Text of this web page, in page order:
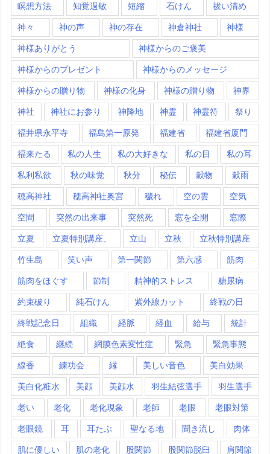
瞑想方法 知覚過敏 短縮 石けん 祓い清め
神々 神の声 神の存在 神倉神社 神様
神様ありがとう 神様からのご褒美
神様からのプレゼント 神様からのメッセージ
神様からの贈り物 神様の化身 神様の贈り物 神界
神社 神社にお参り 神降地 神霊 神霊符 祭り
福井県永平寺 福島第一原発 福建省 福建省厦門
福来たる 私の人生 私の大好きな 私の目 私の耳
私利私欲 秋の味覚 秋分 秘伝 穀物 穀雨
穂高神社 穂高神社奥宮 穢れ 空の雲 空気
空間 突然の出来事 突然死 窓を全開 窓際
立夏 立夏特別講座、 立山 立秋 立秋特別講座
竹生島 笑い声 第一関節 第六感 筋肉
筋肉をほぐす 節制 精神的ストレス 糖尿病
約束破り 純石けん 紫外線カット 終戦の日
終戦記念日 組織 経脈 経血 給与 統計
絶食 継続 網膜色素変性症 緊急 緊急事態
線香 練功会 縁 美しい音色 美白効果
美白化粧水 美顔 美顔水 羽生結弦選手 羽生選手
老い 老化 老化現象 老師 老眼 老眼対策
老眼鏡 耳 耳たぶ 聖なる地 聞き流し 肉体
肌に優しい 肌の老化 股関節 股関節脱臼 肩関節